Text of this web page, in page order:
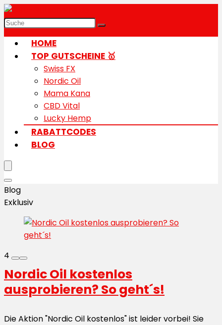
HOME
TOP GUTSCHEINE 🥇
Swiss FX
Nordic Oil
Mama Kana
CBD Vital
Lucky Hemp
RABATTCODES
BLOG
Blog
Exklusiv
4
Nordic Oil kostenlos
ausprobieren? So geht´s!
Die Aktion "Nordic Oil kostenlos" ist leider vorbei! Sie